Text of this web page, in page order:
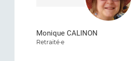
Monique CALINON
Retraité·e